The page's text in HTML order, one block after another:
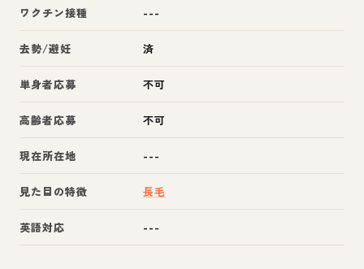
ワクチン接種 ---
去勢/避妊 済
単身者応募 不可
高齢者応募 不可
現在所在地 ---
見た目の特徴 長毛
英語対応 ---